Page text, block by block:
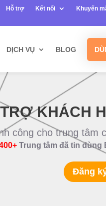
Hỗ trợ Kết nối Khuyến
DỊCH VỤ BLOG
KHÁCH
công cho trung tâm
Trung tâm đã tin dùng
Đăng